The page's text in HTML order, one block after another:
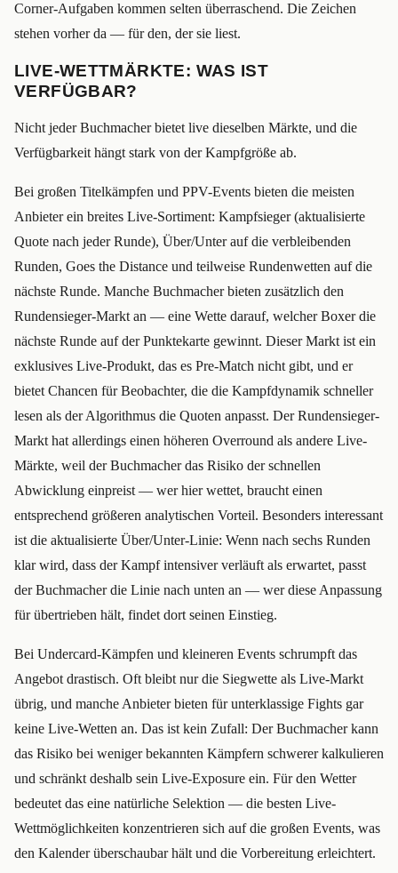
Corner-Aufgaben kommen selten überraschend. Die Zeichen
stehen vorher da — für den, der sie liest.
LIVE-WETTMÄRKTE: WAS IST
VERFÜGBAR?
Nicht jeder Buchmacher bietet live dieselben Märkte, und die
Verfügbarkeit hängt stark von der Kampfgröße ab.
Bei großen Titelkämpfen und PPV-Events bieten die meisten
Anbieter ein breites Live-Sortiment: Kampfsieger (aktualisierte
Quote nach jeder Runde), Über/Unter auf die verbleibenden
Runden, Goes the Distance und teilweise Rundenwetten auf die
nächste Runde. Manche Buchmacher bieten zusätzlich den
Rundensieger-Markt an — eine Wette darauf, welcher Boxer die
nächste Runde auf der Punktekarte gewinnt. Dieser Markt ist ein
exklusives Live-Produkt, das es Pre-Match nicht gibt, und er
bietet Chancen für Beobachter, die die Kampfdynamik schneller
lesen als der Algorithmus die Quoten anpasst. Der Rundensieger-
Markt hat allerdings einen höheren Overround als andere Live-
Märkte, weil der Buchmacher das Risiko der schnellen
Abwicklung einpreist — wer hier wettet, braucht einen
entsprechend größeren analytischen Vorteil. Besonders interessant
ist die aktualisierte Über/Unter-Linie: Wenn nach sechs Runden
klar wird, dass der Kampf intensiver verläuft als erwartet, passt
der Buchmacher die Linie nach unten an — wer diese Anpassung
für übertrieben hält, findet dort seinen Einstieg.
Bei Undercard-Kämpfen und kleineren Events schrumpft das
Angebot drastisch. Oft bleibt nur die Siegwette als Live-Markt
übrig, und manche Anbieter bieten für unterklassige Fights gar
keine Live-Wetten an. Das ist kein Zufall: Der Buchmacher kann
das Risiko bei weniger bekannten Kämpfern schwerer kalkulieren
und schränkt deshalb sein Live-Exposure ein. Für den Wetter
bedeutet das eine natürliche Selektion — die besten Live-
Wettmöglichkeiten konzentrieren sich auf die großen Events, was
den Kalender überschaubar hält und die Vorbereitung erleichtert.